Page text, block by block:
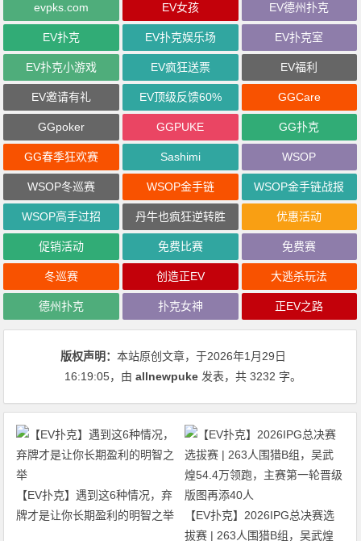
evpks.com EV女孩 EV德州扑克
EV扑克 EV扑克娱乐场 EV扑克室
EV扑克小游戏 EV疯狂送票 EV福利
EV邀请有礼 EV顶级反馈60% GGCare
GGpoker GGPUKE GG扑克
GG春季狂欢赛 Sashimi WSOP
WSOP冬巡赛 WSOP金手链 WSOP金手链战报
WSOP高手过招 丹牛也疯狂逆转胜 优惠活动
促销活动 免费比赛 免费赛
冬巡赛 创造正EV 大逃杀玩法
德州扑克 扑克女神 正EV之路
版权声明：本站原创文章，于2026年1月29日
16:19:05，由allnewpuke 发表，共 3232 字。
【EV扑克】遇到这6种情况，弃
牌才是让你长期盈利的明智之举
【EV扑克】2026IPG总决赛选
拔赛 | 263人围猎B组，吴武煌